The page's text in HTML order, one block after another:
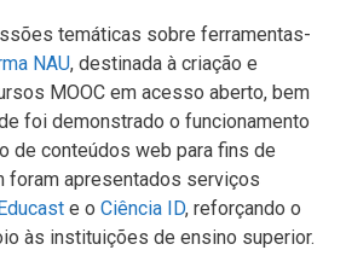
temáticas sobre ferramentas-
NAU, destinada à criação e
MOOC em acesso aberto, bem
foi demonstrado o funcionamento
de conteúdos web para fins de
foram apresentados serviços
e o Ciência ID, reforçando o
às instituições de ensino superior.